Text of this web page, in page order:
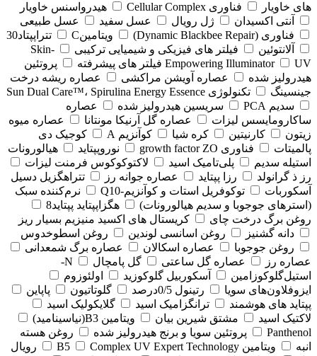
های خاویار
فناوری Cellular Complex
هیدرواسنس خاویار
آنتی اکسیدان
ژل رویال عسل سفید
عسل طبیعی
فناوری (‏Dynamic Blackbee Repair)
ویتامینC
تتراپپتاد30
آلانتوئین
فیلتر های فیزیکی و شیمیایی ترکیبی
Skin-
Empowering Illuminator
UV فیلتر های پیشرفته
پروتئین
هیدرولیز شده
عصاره آویشن مراکشی
عصاره ریشه درخت
جینسینگ
تکنولوژی Sun Dual Care™، Spirulina Energy Essence
سدیم PCA
سریسین هیدرولیز شده
عصاره
ساکارومایسس لیزات
عصاره گل آرنیکا مونتانا
عصاره میوه
زیتون
کارنیتین کره شیا کوآنزیم A
کوجیک دی
پالمیتات
فناوری growth factor ZO نوروپپتاید
هیالورونات
استیله سدیم
پلی‌تامیک اسید
لاکتوکوکوس فرمنت لیزات
رز ذ گرانولد
رزا پپتاید عصاره جوانه رز
تتراهگزیل دسیل
آسکوربات
توکوفریل استات و کوآنزیم-Q10
نرم‌کننده سبک
(استرهای جوجوبا و سدیم هیالورونات)
هگزاپپتاید پپتاید8
روغن برگ درخت چای
کریستال های اکسید منیزیم بسیار ریز
دانه گشنیز
روغن اسانسی لوندین
روغن اسطوخدوس
روغن جوجوبا
عصاره اسکالان
عصاره برگ شمعدانی
عصاره رز
عصاره گل ساعتی گل پامچال
N-
استیل‌گلوکوزامین
آسکوربیل گلوکوزید
اولئوزوم
ایزوفلاون‌های سویا
رتینول 0/5درصد گلوتاتیون
پاپاین
پپتاید های هوشمند
ترانگزامیک اسید
گلایکولیک اسید
لاکتیک اسید
مشتق شیرین بیان
ویتامین B3(نیاسینامید)
Panthenol
پروتئین سویا و برنج هیدرولیز شده
روغن هسته
انبه
ویتامین B5 Complex UV Expert Technology
رویال